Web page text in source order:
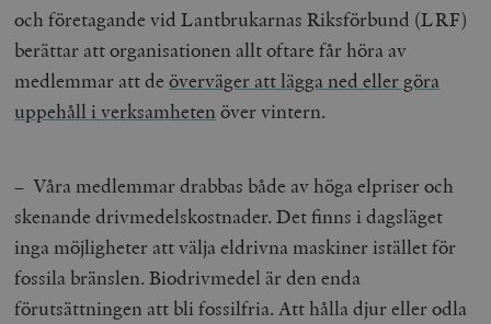
och företagande vid Lantbrukarnas Riksförbund (LRF)
berättar att organisationen allt oftare får höra av
medlemmar att deöverväger att lägga ned eller göra
uppehåll i verksamhetenöver vintern.
– Våra medlemmar drabbas både av höga elpriser och
skenande drivmedelskostnader. Det finns i dagsläget
inga möjligheter att välja eldrivna maskiner istället för
fossila bränslen. Biodrivmedel är den enda
förutsättningen att bli fossilfria. Att hålla djur eller odla